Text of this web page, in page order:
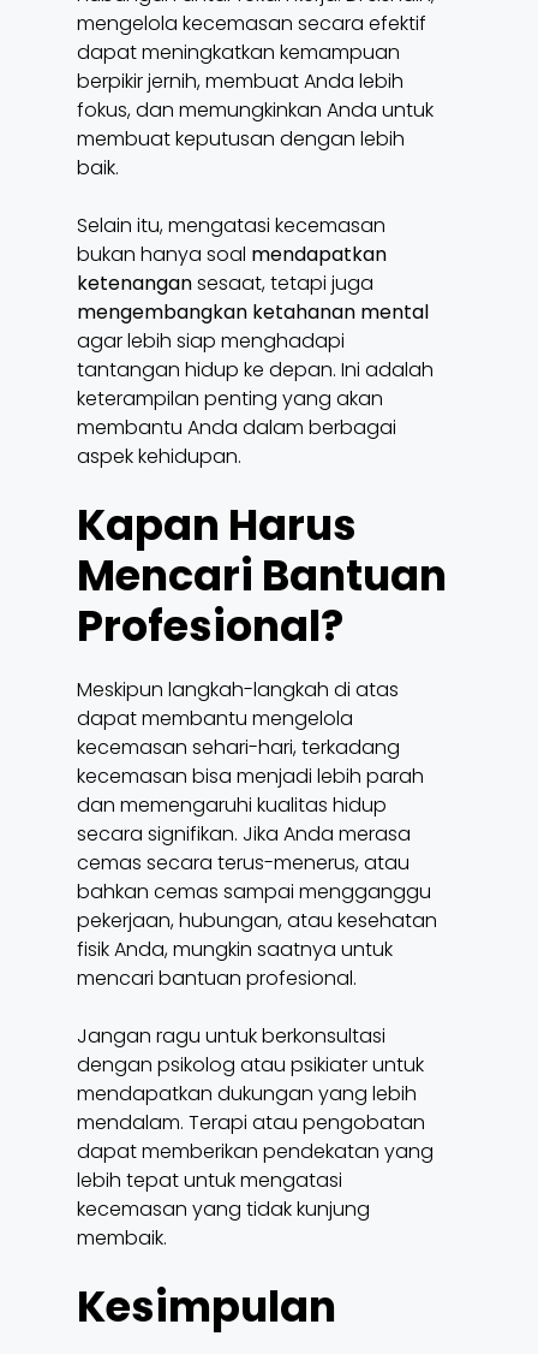
mengelola kecemasan secara efektif
dapat meningkatkan kemampuan
berpikir jernih, membuat Anda lebih
fokus, dan memungkinkan Anda untuk
membuat keputusan dengan lebih
baik.
Selain itu, mengatasi kecemasan
bukan hanya soal mendapatkan
ketenangansesaat, tetapi juga
mengembangkan ketahanan mental
agar lebih siap menghadapi
tantangan hidup ke depan. Ini adalah
keterampilan penting yang akan
membantu Anda dalam berbagai
aspek kehidupan.
Kapan Harus
Mencari Bantuan
Profesional?
Meskipun langkah-langkah di atas
dapat membantu mengelola
kecemasan sehari-hari, terkadang
kecemasan bisa menjadi lebih parah
dan memengaruhi kualitas hidup
secara signifikan. Jika Anda merasa
cemas secara terus-menerus, atau
bahkan cemas sampai mengganggu
pekerjaan, hubungan, atau kesehatan
fisik Anda, mungkin saatnya untuk
mencari bantuan profesional.
Jangan ragu untuk berkonsultasi
dengan psikolog atau psikiater untuk
mendapatkan dukungan yang lebih
mendalam. Terapi atau pengobatan
dapat memberikan pendekatan yang
lebih tepat untuk mengatasi
kecemasan yang tidak kunjung
membaik.
Kesimpulan